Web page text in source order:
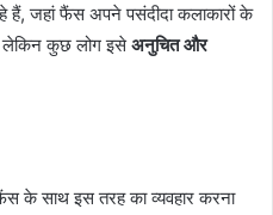
हैं, जहां फैंस अपने पसंदीदा कलाकारों के
लेकिन कुछ लोग इसेअनुचित और
के साथ इस तरह का व्यवहार करना